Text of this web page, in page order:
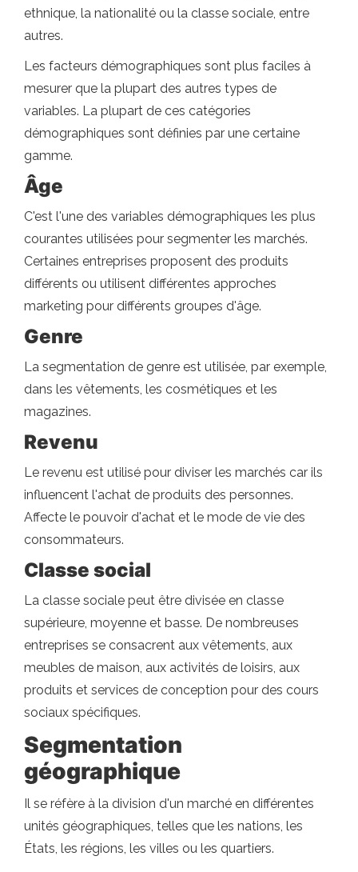
ethnique, la nationalité ou la classe sociale, entre
autres.
Les facteurs démographiques sont plus faciles à
mesurer que la plupart des autres types de
variables. La plupart de ces catégories
démographiques sont définies par une certaine
gamme.
Âge
C'est l'une des variables démographiques les plus
courantes utilisées pour segmenter les marchés.
Certaines entreprises proposent des produits
différents ou utilisent différentes approches
marketing pour différents groupes d'âge.
Genre
La segmentation de genre est utilisée, par exemple,
dans les vêtements, les cosmétiques et les
magazines.
Revenu
Le revenu est utilisé pour diviser les marchés car ils
influencent l'achat de produits des personnes.
Affecte le pouvoir d'achat et le mode de vie des
consommateurs.
Classe social
La classe sociale peut être divisée en classe
supérieure, moyenne et basse. De nombreuses
entreprises se consacrent aux vêtements, aux
meubles de maison, aux activités de loisirs, aux
produits et services de conception pour des cours
sociaux spécifiques.
Segmentation
géographique
Il se réfère à la division d'un marché en différentes
unités géographiques, telles que les nations, les
États, les régions, les villes ou les quartiers.